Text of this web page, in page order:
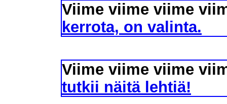
Viime viime viime
kerrota, on valinta.
Viime viime viime
tutkii näitä lehtiä!